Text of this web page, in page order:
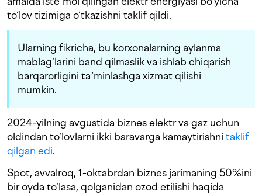
to‘lov tizimiga o‘tkazishni taklif qildi.
Ularning fikricha, bu korxonalarning aylanma
mablag‘larini band qilmaslik va ishlab chiqarish
barqarorligini taʼminlashga xizmat qilishi
mumkin.
2024-yilning avgustida biznes elektr va gaz uchun
oldindan to‘lovlarni ikki baravarga kamaytirishni taklif
qilgan edi.
Spot, avvalroq, 1-oktabrdan biznes jarimaning 50%ini
bir oyda to‘lasa, qolganidan ozod etilishi haqida